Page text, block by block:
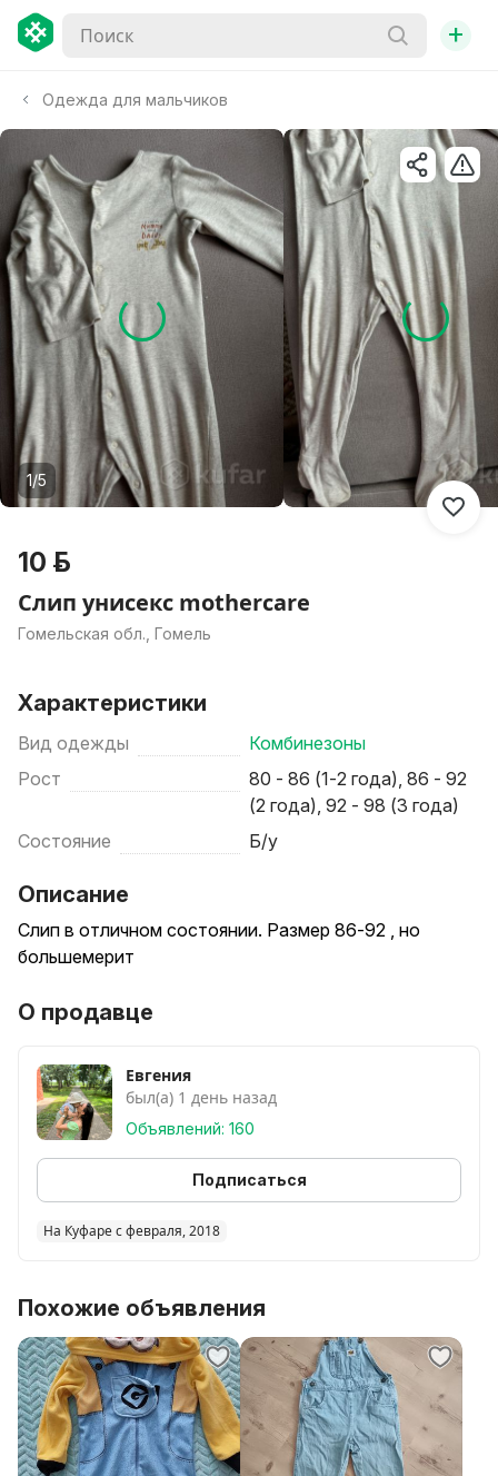
+
Одежда для мальчиков
1/5
10 р.
Слип унисекс mothercare
Гомельская обл., Гомель
Характеристики
Вид одежды
Комбинезоны
Рост
80 - 86 (1-2 года), 86 - 92
(2 года), 92 - 98 (3 года)
Состояние
Б/у
Описание
Слип в отличном состоянии. Размер 86-92 , но
большемерит
О продавце
Евгения
был(а) 1 день назад
Объявлений: 160
Подписаться
На Куфаре с февраля, 2018
Похожие объявления